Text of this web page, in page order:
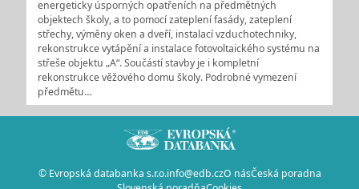
energeticky úsporných opatřeních na předmětných
objektech školy, a to pomocí zateplení fasády, zateplení
střechy, výměny oken a dveří, instalací vzduchotechniky,
rekonstrukce vytápění a instalace fotovoltaického systému na
střeše objektu „A“. Součástí stavby je i kompletní
rekonstrukce věžového domu školy. Podrobné vymezení
předmětu…
© Evropská databanka s.r.o.info@edb.czO násČeská poradna